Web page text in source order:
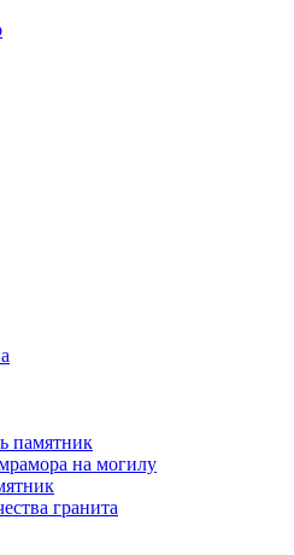
памятник
на могилу
гранита